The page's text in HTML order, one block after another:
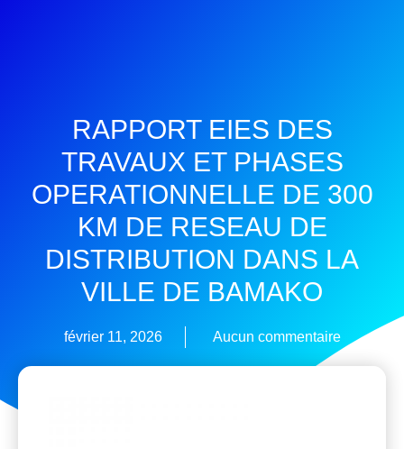
RAPPORT EIES DES
TRAVAUX ET PHASES
OPERATIONNELLE DE 300
KM DE RESEAU DE
DISTRIBUTION DANS LA
VILLE DE BAMAKO
février 11, 2026 Aucun commentaire